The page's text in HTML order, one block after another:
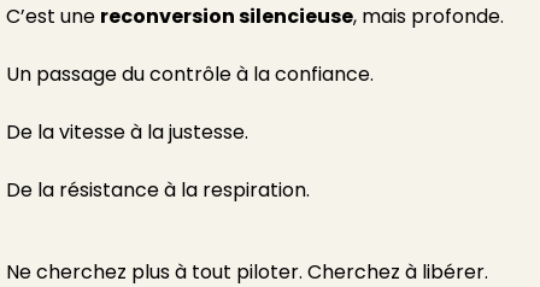
C’est une reconversion silencieuse, mais profonde.
Un passage du contrôle à la confiance.
De la vitesse à la justesse.
De la résistance à la respiration.
Ne cherchez plus à tout piloter. Cherchez à libérer.